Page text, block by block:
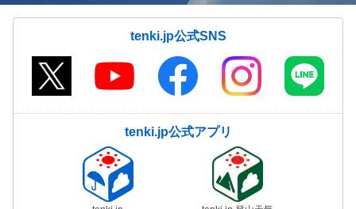
tenki.jp公式SNS
tenki.jp公式アプリ